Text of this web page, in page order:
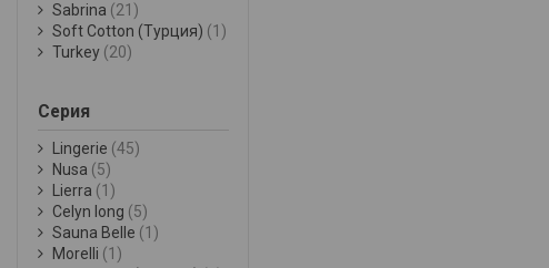
Sabrina (21)
Soft Cotton (Турция) (1)
Turkey (20)
Серия
Lingerie (45)
Nusa (5)
Lierra (1)
Celyn long (5)
Sauna Belle (1)
Morelli (1)